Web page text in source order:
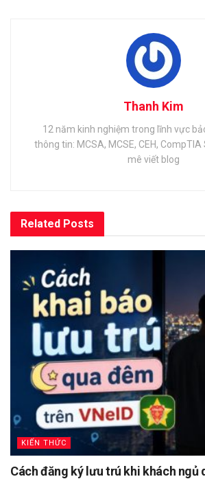
Thanh Kim
12 năm kinh nghiệm trong lĩnh vực
thông tin: MCSA, MCSE, CEH,
mê viết blog
Related Posts
KIẾN THỨC
Cách đăng ký lưu trú khi khách ngủ